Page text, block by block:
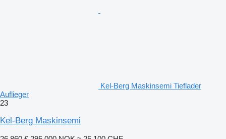
Kel-Berg Maskinsemi Tieflader
Auflieger
23
Kel-Berg Maskinsemi